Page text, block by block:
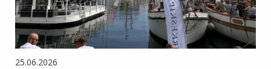
25.06.2026